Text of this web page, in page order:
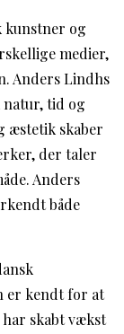
kunstner og
medier,
Anders Lindhs
tid og
æstetik skaber
der taler
Anders
både
er kendt for at
skabt vækst